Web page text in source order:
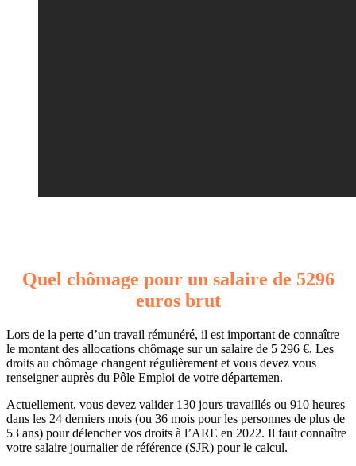
Quel chômage pour un salaire de 5296
euros brut
Lors de la perte d’un travail rémunéré, il est important de connaître
le montant des allocations chômage sur un salaire de 5 296 €. Les
droits au chômage changent régulièrement et vous devez vous
renseigner auprès du Pôle Emploi de votre départemen.
Actuellement, vous devez valider 130 jours travaillés ou 910 heures
dans les 24 derniers mois (ou 36 mois pour les personnes de plus de
53 ans) pour délencher vos droits à l’ARE en 2022. Il faut connaître
votre salaire journalier de référence (SJR) pour le calcul.